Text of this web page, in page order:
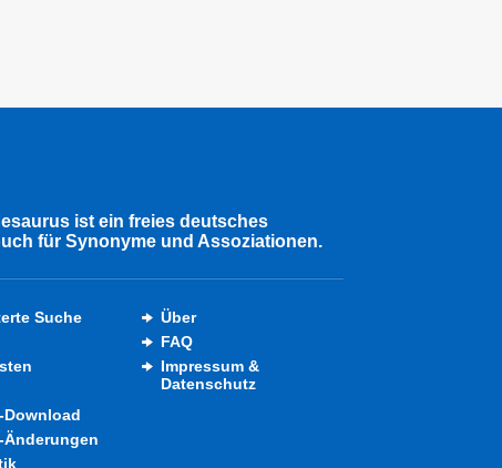
ist ein freies deutsches
für Synonyme und Assoziationen.
Suche
Download
Änderungen
Über
FAQ
Impressum &
Datenschutz